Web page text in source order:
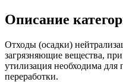
Описание
Отходы (осадки)
загрязняющие вещества,
утилизация необходима
переработки.